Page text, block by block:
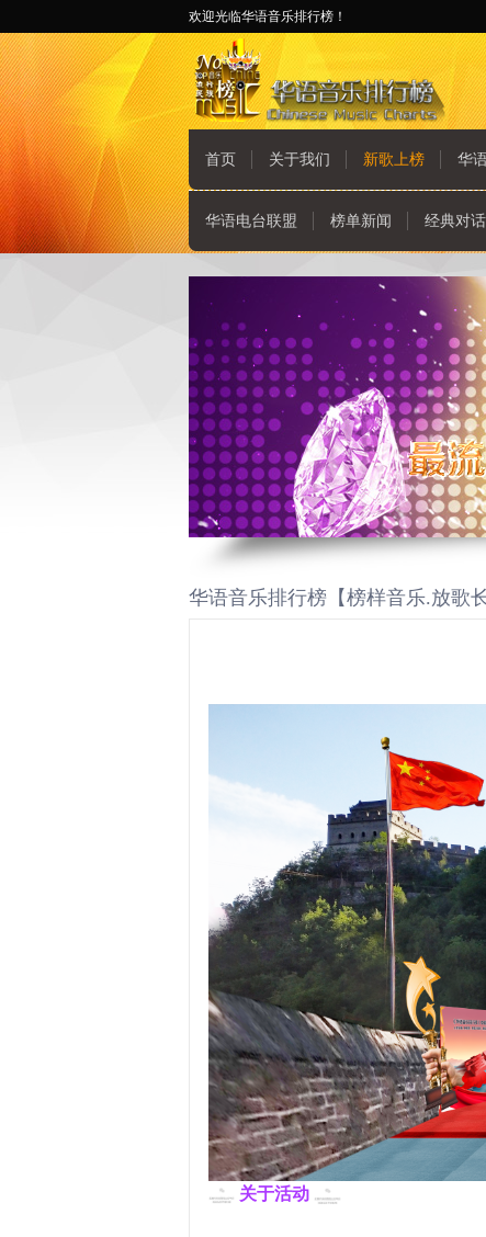
欢迎光临华语音乐排行榜！
首页 关于我们 新歌上榜 华
华语电台联盟 榜单新闻 经典对
华语音乐排行榜【榜样音乐.放歌长
关于活动